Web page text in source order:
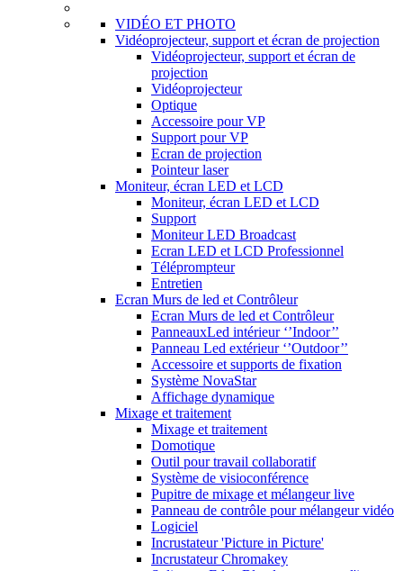
VIDÉO ET PHOTO
Vidéoprojecteur, support et écran de projection
Vidéoprojecteur, support et écran de
projection
Vidéoprojecteur
Optique
Accessoire pour VP
Support pour VP
Ecran de projection
Pointeur laser
Moniteur, écran LED et LCD
Moniteur, écran LED et LCD
Support
Moniteur LED Broadcast
Ecran LED et LCD Professionnel
Téléprompteur
Entretien
Ecran Murs de led et Contrôleur
Ecran Murs de led et Contrôleur
PanneauxLed intérieur ‘’Indoor’’
Panneau Led extérieur ‘’Outdoor’’
Accessoire et supports de fixation
Système NovaStar
Affichage dynamique
Mixage et traitement
Mixage et traitement
Domotique
Outil pour travail collaboratif
Système de visioconférence
Pupitre de mixage et mélangeur live
Panneau de contrôle pour mélangeur vidéo
Logiciel
Incrustateur 'Picture in Picture'
Incrustateur Chromakey